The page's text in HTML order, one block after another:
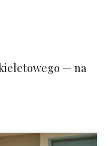
— na